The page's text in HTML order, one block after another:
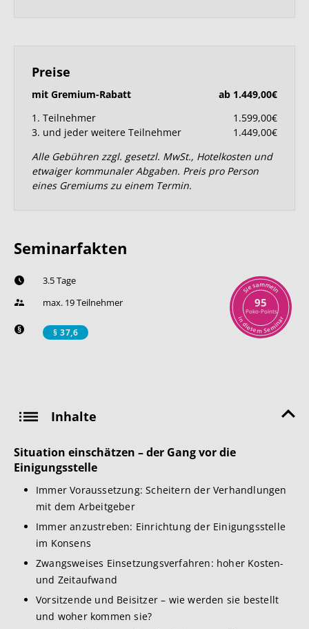
Inhalte
Situation einschätzen – der Gang vor die
Einigungsstelle
Immer Voraussetzung: Scheitern der Verhandlungen
mit dem Arbeitgeber
Immer anzustreben: Einrichtung der Einigungsstelle
im Konsens
Zwangsweises Einsetzungsverfahren: hoher Kosten-
und Zeitaufwand
Vorsitzende und Beisitzer – wie werden sie bestellt
und woher kommen sie?
Preise
mit Gremium-Rabatt
ab 1.449,00€
1. Teilnehmer
1.599,00€
3. und jeder weitere Teilnehmer
1.449,00€
Alle Gebühren zzgl. gesetzl. MwSt., Hotelkosten und
etwaiger kommunaler Abgaben. Preis pro Person
eines Gremiums zu einem Termin.
Seminarfakten
3.5 Tage
max. 19 Teilnehmer
§ 37,6
i
n
d
iesemSemi
n
a
r
S
iesammel
n
95
Poko-Points